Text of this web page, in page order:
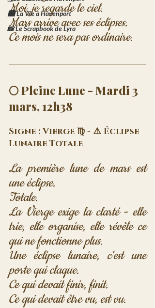
🏙️ La Vie à Havenport
📸 Le Scrapbook de Lyra
Moi, je regarde le ciel.
Mars arrive avec ses éclipses.
Ce mois ne sera pas ordinaire.
🌕 Pleine Lune - Mardi 3
mars, 12h38
Signe : Vierge ♍ - ⚠️ Éclipse
Lunaire Totale
La première lune de mars est
une éclipse.
Totale.
La Vierge exige la clarté - elle
trie, elle organise, elle révèle ce
qui ne fonctionne plus.
Une éclipse lunaire, c'est une
porte qui claque.
Ce qui devait finir, finit.
Ce qui devait être vu, est vu.